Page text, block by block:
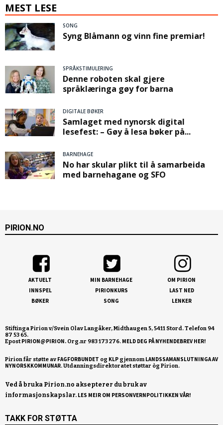
MEST LESE
SONG
Syng Blåmann og vinn fine premiar!
SPRÅKSTIMULERING
Denne roboten skal gjere
språklæringa gøy for barna
DIGITALE BØKER
Samlaget med nynorsk digital
lesefest: – Gøy å lesa bøker på...
BARNEHAGE
No har skular plikt til å samarbeida
med barnehagane og SFO
PIRION.NO
AKTUELT
INNSPEL
BØKER
MIN BARNEHAGE
PIRIONKURS
SONG
OM PIRION
LAST NED
LENKER
Stiftinga Pirion v/Svein Olav Langåker, Midthaugen 5, 5411 Stord. Telefon 94
87 53 65.
EpostPIRION@PIRION. Org.nr 983 173 276. MELD DEG PÅ NYHENDEBREV HER!
Pirion får støtte av FAGFORBUNDET og KLP gjennomLANDSSAMANSLUTNINGA AV
NYNORSKKOMMUNAR
Ved å bruka Pirion.no aksepterer du bruk av
informasjonskapslar. LES MEIR OM PERSONVERNPOLITIKKEN VÅR!
TAKK FOR STØTTA